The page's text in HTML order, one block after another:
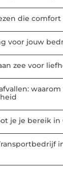
die
voor jouw
zee voor
je je bereik in